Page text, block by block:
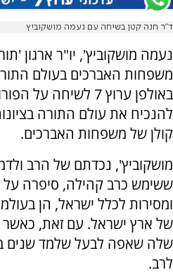
ד"ר חנה קטן בשיחה עם נעמה מושקוביץ
נעמה מושקוביץ', יו"ר ארגון
משפחות האברכים בעולם
באולפן ערוץ 7
להנכיח את עולם התורה
קולן של משפחות האברכים.
מושקוביץ', נכדתם של הרב
ששימש כרב קהילה, סיפרה על
ומסירות לכלל ישראל, הן
של ארץ ישראל. עם זאת,
שלה שאפה לבעל שלמד שנים
לרב.